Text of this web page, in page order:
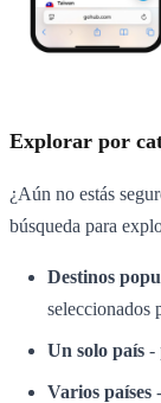
Explorar por
¿Aún no estás
búsqueda para
Destinos
seleccionados
Un solo país -
Varios países